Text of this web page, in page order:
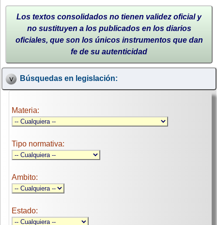
Los textos consolidados no tienen validez oficial y
no sustituyen a los publicados en los diarios
oficiales, que son los únicos instrumentos que dan
fe de su autenticidad
Búsquedas en legislación:
Materia:
Tipo normativa:
Ambito:
Estado: